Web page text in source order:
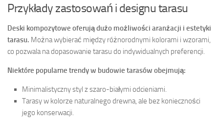
Przykłady zastosowań i designu tarasu
Deski kompozytowe oferują dużo możliwości aranżacji i estetyki
tarasu. Można wybierać między różnorodnymi kolorami i wzorami,
co pozwala na dopasowanie tarasu do indywidualnych preferencji.
Niektóre popularne trendy w budowie tarasów obejmują:
Minimalistyczny styl z szaro-białymi odcieniami.
Tarasy w kolorze naturalnego drewna, ale bez konieczności
jego konserwacji.